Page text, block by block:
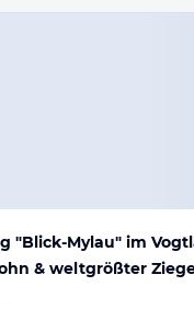
"Blick-Mylau" im
& weltgrößter